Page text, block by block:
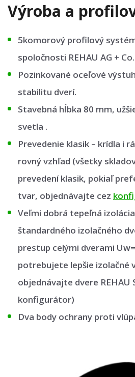
Výroba a
5komorový profilový
spoločnosti REHAU AG + Co.
Pozinkované oceľové
stabilitu dverí.
Stavebná hĺbka 80 mm,
svetla .
Prevedenie klasik – krídla i
rovný vzhľad (všetky
prevedení klasik, pokiaľ
tvar, objednávajte cez
Veľmi dobrá tepeľná
štandardného izolačného
prestup celými dverami
potrebujete lepšie izolačné
objednávajte dvere REHAU
konfigurátor)
Dva body ochrany proti